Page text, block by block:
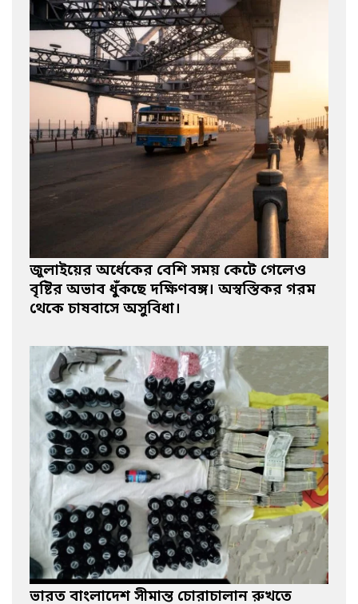
জুলাইয়ের অর্ধেকের বেশি সময় কেটে গেলেও
বৃষ্টির অভাব ধুঁকছে দক্ষিণবঙ্গ। অস্বস্তিকর গরম
থেকে চাষবাসে অসুবিধা।
ভারত বাংলাদেশ সীমান্ত চোরাচালান রুখতে